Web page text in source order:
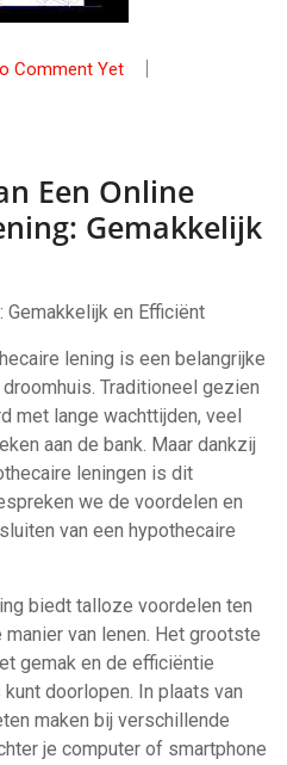
Comment Yet
Een Online
Gemakkelijk
Gemakkelijk en Efficiënt
lening is een belangrijke
Traditioneel gezien
met lange wachttijden, veel
aan de bank. Maar dankzij
leningen is dit
we de voordelen en
van een hypothecaire
biedt talloze voordelen ten
van lenen. Het grootste
gemak en de efficiëntie
doorlopen. In plaats van
maken bij verschillende
je computer of smartphone